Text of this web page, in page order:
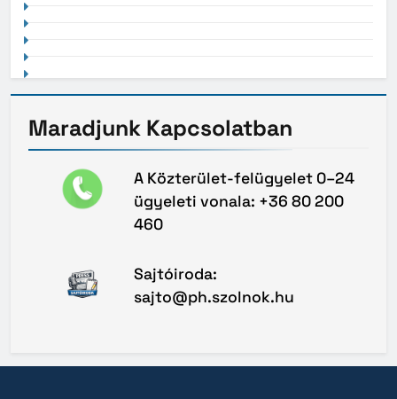
Maradjunk Kapcsolatban
A Közterület-felügyelet 0–24
ügyeleti vonala: +36 80 200
460
Sajtóiroda:
sajto@ph.szolnok.hu